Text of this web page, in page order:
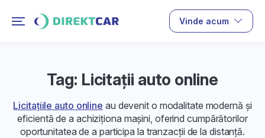
Vinde acum
Tag: Licitații auto online
Licitațiile auto online au devenit o modalitate modernă și
eficientă de a achiziționa mașini, oferind cumpărătorilor
oportunitatea de a participa la tranzacții de la distanță.